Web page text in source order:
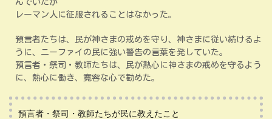
んでいたが
レーマン人に征服されることはなかった。
預言者たちは、民が神さまの戒めを守り、神さまに従い続けるよ
うに、ニーファイの民に強い警告の言葉を発していた。
預言者・祭司・教師たちは、民が熱心に神さまの戒めを守るよう
に、熱心に働き、寛容な心で勧めた。
預言者・祭司・教師たちが民に教えたこと